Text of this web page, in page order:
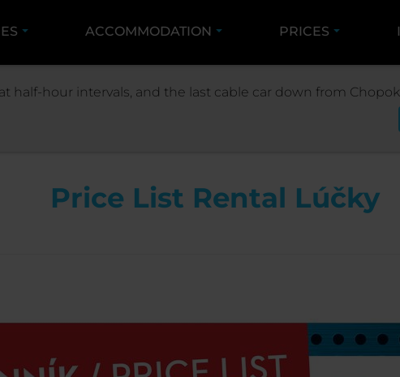
ACCOMMODATION PRICES
PRICES PRICES JASNÁ PRICE LIST RENTAL
Price List Rental Lúčky
half-hour intervals, and the last cable car down from